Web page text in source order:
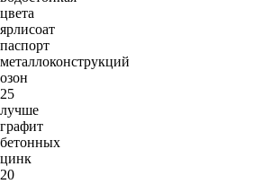
цвета
ярлисоат
паспорт
металлоконструкций
озон
25
лучше
графит
бетонных
цинк
20